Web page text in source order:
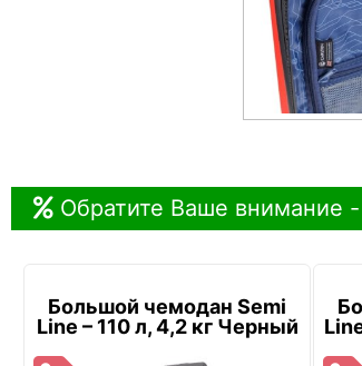
Обратите Ваше внимание
Большой чемодан Semi
Line – 110 л, 4,2 кг Черный